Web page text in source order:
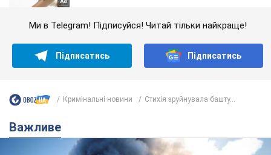
Ми в Telegram! Підписуйся! Читай тільки найкраще!
Підписатись Підписатись
Кримінальні новини Стихія зруйнувала башту...
Важливе